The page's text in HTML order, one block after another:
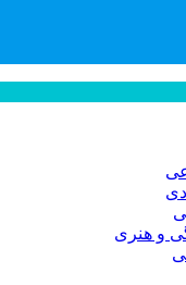
و هنری